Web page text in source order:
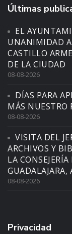
Últimas
EL
UNANIMIDAD
CASTILLO
DE LA CIUDAD
08-08-2026
DÍAS PARA
MÁS NUESTRO
08-08-2026
VISITA DEL
ARCHIVOS Y
LA
GUADALAJARA,
08-08-2026
Privacidad